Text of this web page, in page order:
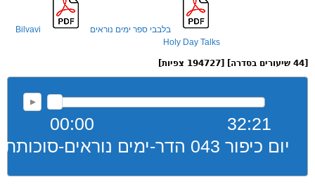
בלבבי ספר ימים נוראים
Bilvavi
Holy Day Talks
00:00
32:21
יום כיפור 043 הדר-ימים נוראים-סוכותתשפ”ה